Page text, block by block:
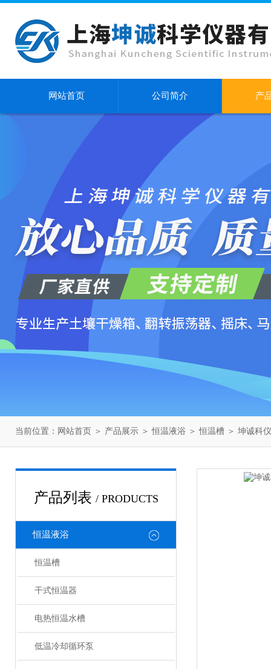
网站首页 公司简介 产
当前位置： 网站首页 ＞ 产品展示 ＞恒温液浴 ＞恒温槽 ＞ 坤诚科
产品列表 / PRODUCTS
恒温液浴
恒温槽
干式恒温器
电热恒温水槽
低温冷却循环泵